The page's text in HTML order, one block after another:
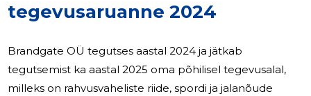
tegevusaruanne 2024
Brandgate OÜ tegutses aastal 2024 ja jätkab
tegutsemist ka aastal 2025 oma põhilisel tegevusalal,
milleks on rahvusvaheliste riide, spordi ja jalanõude